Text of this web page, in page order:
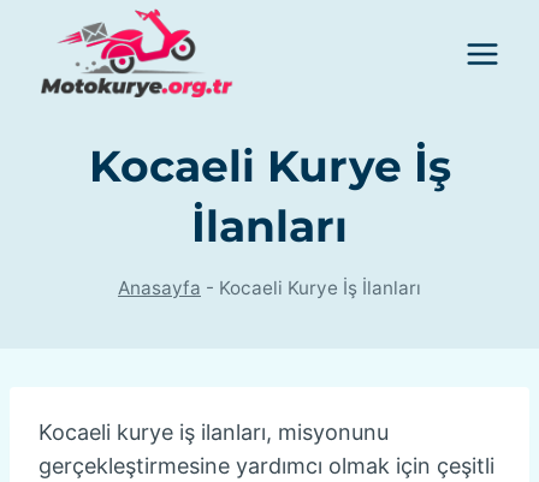
content
Kocaeli Kurye İş
İlanları
Anasayfa - Kocaeli Kurye İş İlanları
Kocaeli kurye iş ilanları, misyonunu
gerçekleştirmesine yardımcı olmak için çeşitli